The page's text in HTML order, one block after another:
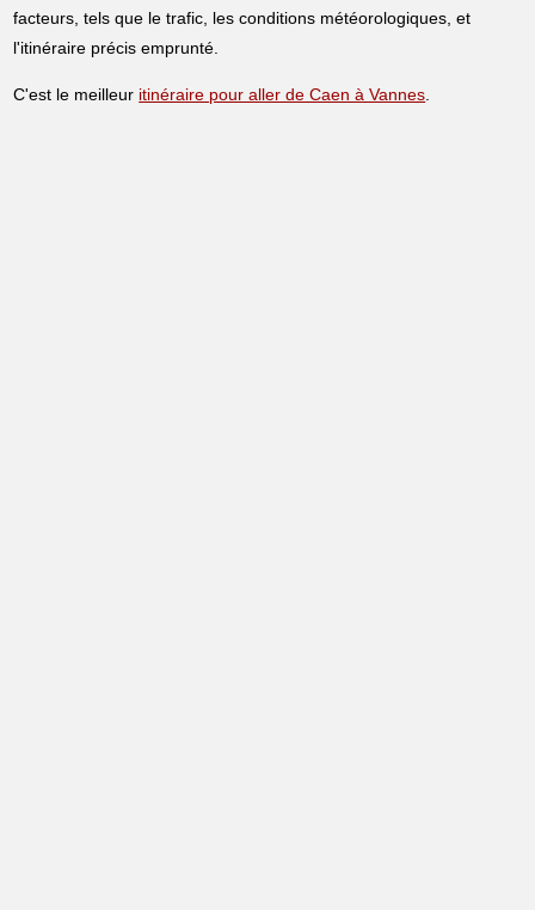
facteurs, tels que le trafic, les conditions météorologiques, et
l'itinéraire précis emprunté.
C'est le meilleur itinéraire pour aller de Caen à Vannes.